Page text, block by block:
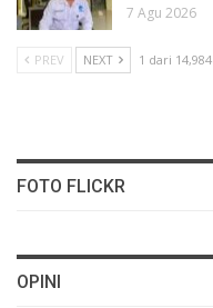
7 Agu 2026
PREV NEXT 1 dari 14,984
FOTO FLICKR
OPINI